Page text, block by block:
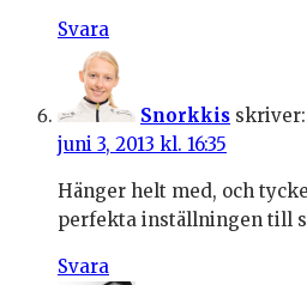
Svara
Snorkkis skriver:
juni 3, 2013 kl. 16:35
Hänger helt med, och
perfekta inställningen till
Svara